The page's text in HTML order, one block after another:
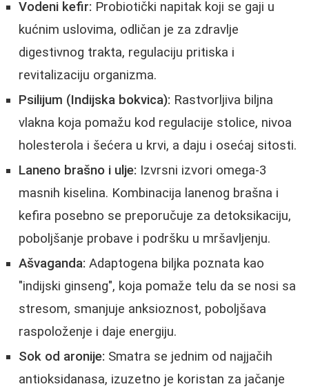
Vodeni kefir: Probiotički napitak koji se gaji u
kućnim uslovima, odličan je za zdravlje
digestivnog trakta, regulaciju pritiska i
revitalizaciju organizma.
Psilijum (Indijska bokvica): Rastvorljiva biljna
vlakna koja pomažu kod regulacije stolice, nivoa
holesterola i šećera u krvi, a daju i osećaj sitosti.
Laneno brašno i ulje: Izvrsni izvori omega-3
masnih kiselina. Kombinacija lanenog brašna i
kefira posebno se preporučuje za detoksikaciju,
poboljšanje probave i podršku u mršavljenju.
Ašvaganda: Adaptogena biljka poznata kao
"indijski ginseng", koja pomaže telu da se nosi sa
stresom, smanjuje anksioznost, poboljšava
raspoloženje i daje energiju.
Sok od aronije: Smatra se jednim od najjačih
antioksidanasa, izuzetno je koristan za jačanje